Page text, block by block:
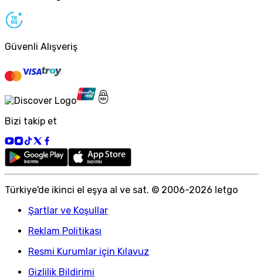
Güvenli Alışveriş
Bizi takip et
Türkiye'de ikinci el eşya al ve sat. © 2006-2026 letgo
Şartlar ve Koşullar
Reklam Politikası
Resmi Kurumlar için Kılavuz
Gizlilik Bildirimi